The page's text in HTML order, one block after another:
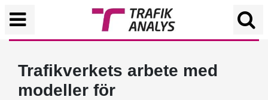
Trafikverkets arbete med
modeller för